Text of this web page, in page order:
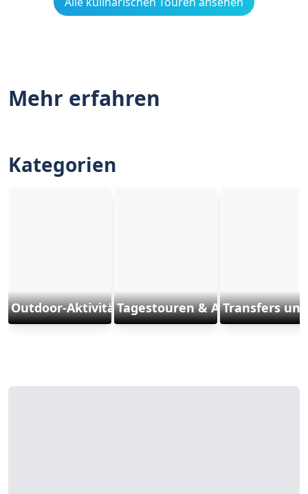
Mehr erfahren
Kategorien
Outdoor-Aktivitäten und Sports
Tagestouren & Ausflüge
Transfers